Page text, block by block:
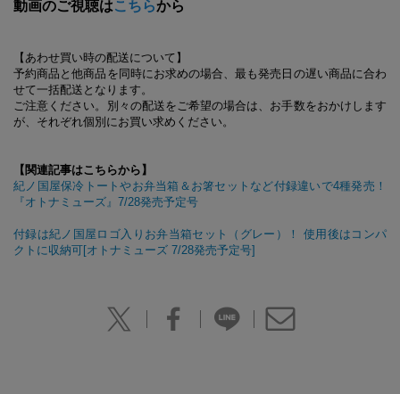
動画のご視聴はこちらから
【あわせ買い時の配送について】
予約商品と他商品を同時にお求めの場合、最も発売日の遅い商品に合わ
せて一括配送となります。
ご注意ください。別々の配送をご希望の場合は、お手数をおかけします
が、それぞれ個別にお買い求めください。
【関連記事はこちらから】
紀ノ国屋保冷トートやお弁当箱＆お箸セットなど付録違いで4種発売！
『オトナミューズ』7/28発売予定号
付録は紀ノ国屋ロゴ入りお弁当箱セット（グレー）！ 使用後はコンパ
クトに収納可[オトナミューズ 7/28発売予定号]